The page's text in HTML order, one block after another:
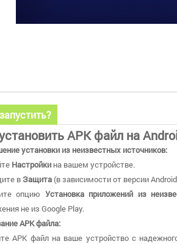
APK файл на
установки из неизвестных источников:
Настройки на вашем устройстве.
вЗащита (в зависимости от версии
опцию Установка приложений из
не из Google Play.
APK файла:
APK файл на ваше устройство с